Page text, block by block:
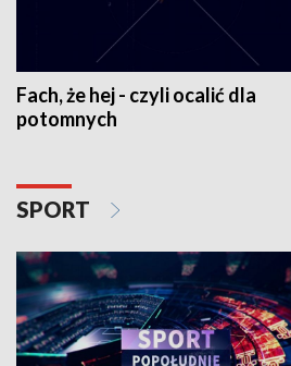
Fach, że hej - czyli ocalić dla
potomnych
SPORT